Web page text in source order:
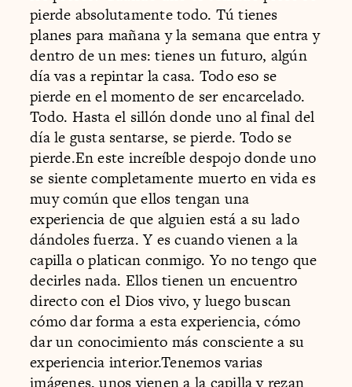
pierde absolutamente todo. Tú tienes
planes para mañana y la semana que entra y
dentro de un mes: tienes un futuro, algún
día vas a repintar la casa. Todo eso se
pierde en el momento de ser encarcelado.
Todo. Hasta el sillón donde uno al final del
día le gusta sentarse, se pierde. Todo se
pierde.En este increíble despojo donde uno
se siente completamente muerto en vida es
muy común que ellos tengan una
experiencia de que alguien está a su lado
dándoles fuerza. Y es cuando vienen a la
capilla o platican conmigo. Yo no tengo que
decirles nada. Ellos tienen un encuentro
directo con el Dios vivo, y luego buscan
cómo dar forma a esta experiencia, cómo
dar un conocimiento más consciente a su
experiencia interior.Tenemos varias
imágenes, unos vienen a la capilla y rezan